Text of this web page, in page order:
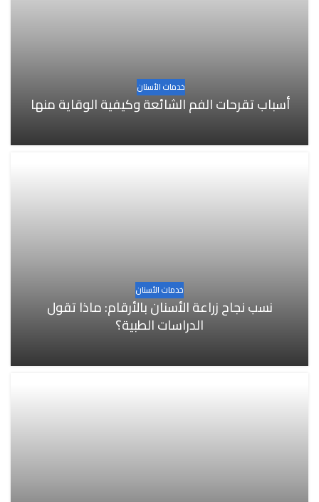
خدمات الأسنان
أسباب تقرحات الفم الشائعة وكيفية الوقاية منها
خدمات الأسنان
نسب نجاح زراعة الأسنان بالأرقام: ماذا تقول
الدراسات الطبية؟